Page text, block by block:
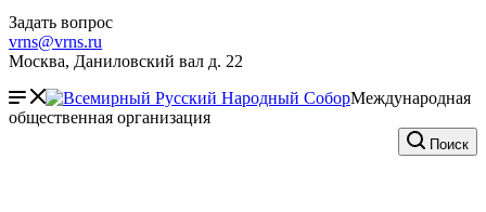
Задать вопрос
vrns@vrns.ru
Москва, Даниловский вал д. 22
Международная
общественная организация
Поиск